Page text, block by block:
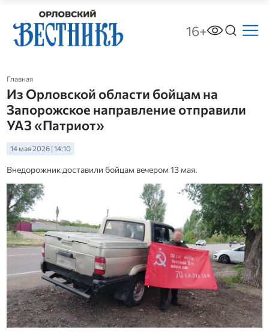
16+
Главная
Из Орловской области бойцам на
Запорожское направление отправили
УАЗ «Патриот»
14 мая 2026 | 14:10
Внедорожник доставили бойцам вечером 13 мая.